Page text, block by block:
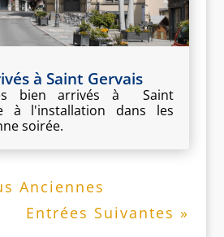
à Saint Gervais
bien arrivés à Saint
à l'installation dans les
soirée.
Anciennes
Entrées Suivantes »